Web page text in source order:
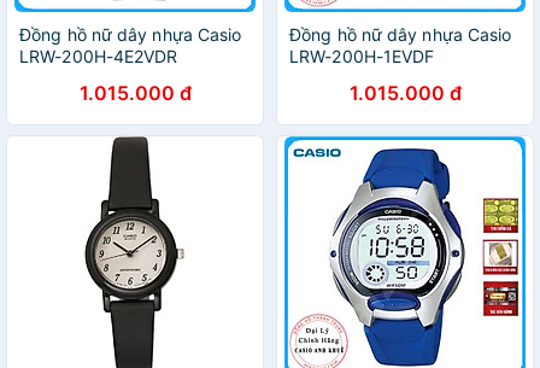
Đồng hồ nữ dây nhựa Casio
LRW-200H-4E2VDR
1.015.000 đ
Đồng hồ nữ dây nhựa Casio
LRW-200H-1EVDF
1.015.000 đ